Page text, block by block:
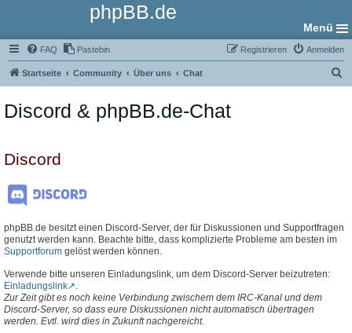
phpBB.de
Menü
FAQ Pastebin Anmelden
Registrieren
Startseite Community Über uns Chat
Discord & phpBB.de-Chat
Discord
phpBB.de besitzt einen Discord-Server, der für Diskussionen und Supportfragen
genutzt werden kann. Beachte bitte, dass komplizierte Probleme am besten im
Supportforum gelöst werden können.
Verwende bitte unseren Einladungslink, um dem Discord-Server beizutreten:
Einladungslink
.
Zur Zeit gibt es noch keine Verbindung zwischem dem IRC-Kanal und dem
Discord-Server, so dass eure Diskussionen nicht automatisch übertragen
werden. Evtl. wird dies in Zukunft nachgereicht.